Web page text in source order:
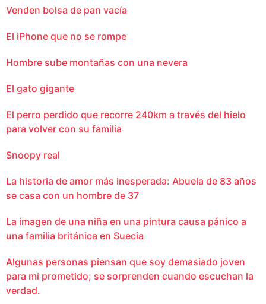
Venden bolsa de pan vacía
El iPhone que no se rompe
Hombre sube montañas con una nevera
El gato gigante
El perro perdido que recorre 240km a través del hielo
para volver con su familia
Snoopy real
La historia de amor más inesperada: Abuela de 83 años
se casa con un hombre de 37
La imagen de una niña en una pintura causa pánico a
una familia británica en Suecia
Algunas personas piensan que soy demasiado joven
para mi prometido; se sorprenden cuando escuchan la
verdad.